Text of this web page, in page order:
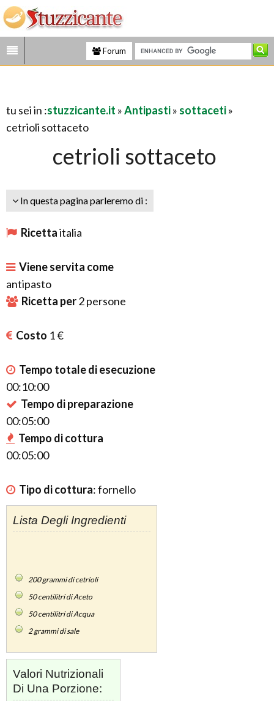
Forum
tu sei in :stuzzicante.it »Antipasti» sottaceti»
cetrioli sottaceto
cetrioli sottaceto
In questa pagina parleremo di :
Ricettaitalia
Viene servita come
antipasto
Ricetta per2persone
Costo 1 €
Tempo totale di esecuzione
00:10:00
Tempo di preparazione
00:05:00
Tempo di cottura
00:05:00
Tipo di cottura:fornello
Lista Degli Ingredienti
200grammi di cetrioli
50centilitri di Aceto
50centilitri di Acqua
2grammi di sale
Valori Nutrizionali
Di Una Porzione: